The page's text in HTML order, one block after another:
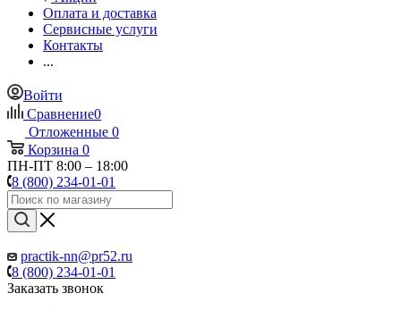
Оплата и доставка
Сервисные услуги
Контакты
...
Войти
Сравнение0
Отложенные 0
Корзина 0
ПН-ПТ 8:00 – 18:00
8 (800) 234-01-01
practik-nn@pr52.ru
8 (800) 234-01-01
Заказать звонок